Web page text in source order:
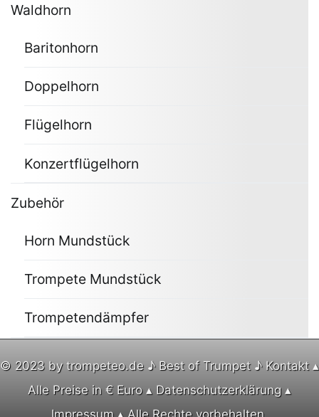
Waldhorn
Baritonhorn
Doppelhorn
Flügelhorn
Konzertflügelhorn
Zubehör
Horn Mundstück
Trompete Mundstück
Trompetendämpfer
© 2023 by trompeteo.de ♪ Best of Trumpet ♪ Kontakt▴
Alle Preise in € Euro ▴ Datenschutzerklärung▴